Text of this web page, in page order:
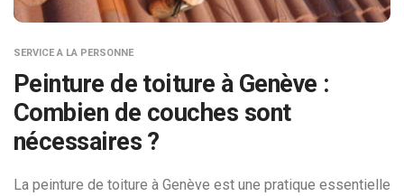
SERVICE A LA PERSONNE
Peinture de toiture à Genève :
Combien de couches sont
nécessaires ?
La peinture de toiture à Genève est une pratique essentielle